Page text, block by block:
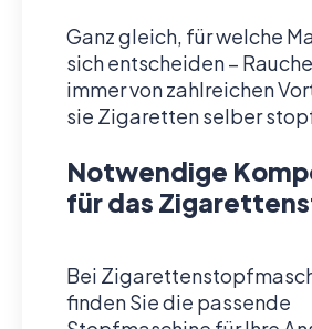
Ganz gleich, für welche
sich entscheiden –
immer von zahlreichen
sie Zigaretten selber
Notwendige
für das
Bei
finden Sie die passende